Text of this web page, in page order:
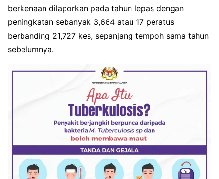
berkenaan dilaporkan pada tahun lepas dengan
peningkatan sebanyak 3,664 atau 17 peratus
berbanding 21,727 kes, sepanjang tempoh sama tahun
sebelumnya.